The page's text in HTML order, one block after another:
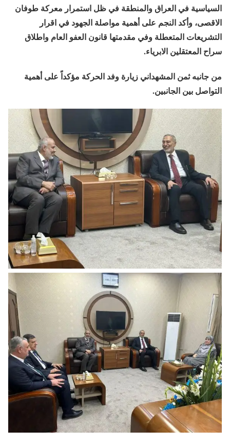
السياسية في العراق والمنطقة في ظل استمرار معركة طوفان
الاقصى، وأكد النجم على أهمية مواصلة الجهود في اقرار
التشريعات المتعطلة وفي مقدمتها قانون العفو العام واطلاق
سراح المعتقلين الابرياء.
من جانبه ثمن المشهداني زيارة وفد الحركة مؤكداً على أهمية
التواصل بين الجانبين.